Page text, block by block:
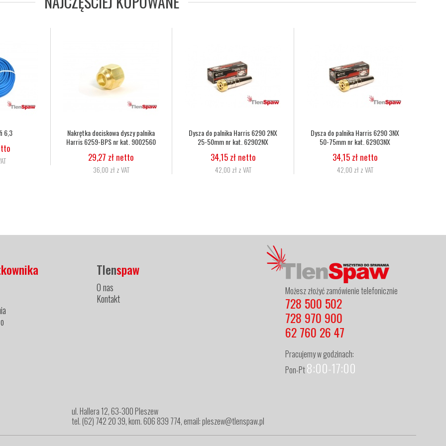
6290 2NX
62902NX
Dysza do palnika Harris 6290 3NX
50-75mm nr kat. 62903NX
34,15 zł netto
42,00 zł z VAT
Wąż tlenowo-acetylenowy duet fi
6,3mm, 8,0mm nr kat.
11,06 zł netto
Wąż tlenowy fi 6,3
5,07 zł netto
6,24 zł z VAT
Możesz złożyć zamówienie telefonicznie
728 500 502
728 970 900
62 760 26 47
Pracujemy w godzinach:
Pon-Pt8:00-17:00
Tlenspaw
O nas
Kontakt
ul. Hallera 12, 63-300 Pleszew
tel. (62) 742 20 39, kom. 606 839 774, email: pleszew@tlenspaw.pl